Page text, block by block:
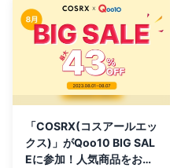
「COSRX(コスアールエッ
クス)」がQoo10 BIG SAL
Eに参加！人気商品をお得